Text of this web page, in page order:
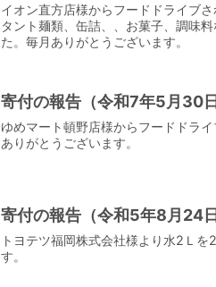
イオン直方店様からフードドライブ
タント麺類、缶詰、、お菓子、調味
た。毎月ありがとうございます。
寄付の報告（令和7年5月30日
ゆめマート頓野店様からフードドラ
ありがとうございます。
寄付の報告（令和5年8月24日
トヨテツ福岡株式会社様より水2Ｌ
す。